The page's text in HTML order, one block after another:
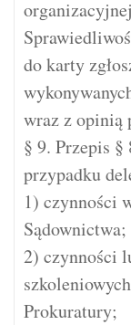
do karty
wraz z opinią
§ 9. Przepis
przypadku
1) czynności
Sądownictwa;
2) czynności
Prokuratury;